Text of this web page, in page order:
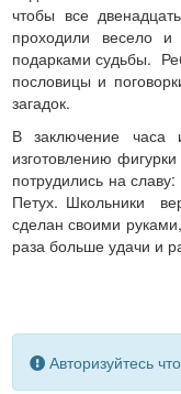
чтобы все
проходили весело
подарками судьбы.
пословицы и
загадок.
В заключение часа
изготовлению
потрудились на
Петух. Школьники
сделан своими
раза больше удачи и
Авторизуйтесь